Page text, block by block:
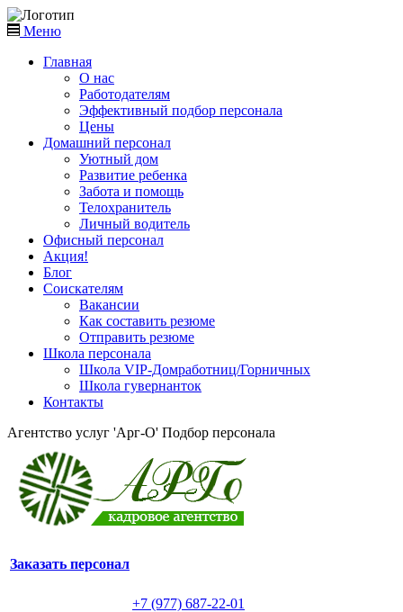
Меню
Главная
О нас
Работодателям
Эффективный подбор персонала
Цены
Домашний персонал
Уютный дом
Развитие ребенка
Забота и помощь
Телохранитель
Личный водитель
Офисный персонал
Акция!
Блог
Соискателям
Вакансии
Как составить резюме
Отправить резюме
Школа персонала
Школа VIP-Домработниц/Горничных
Школа гувернанток
Контакты
Агентство услуг 'Арг-О' Подбор персонала
Заказать персонал
+7 (977) 687-22-01